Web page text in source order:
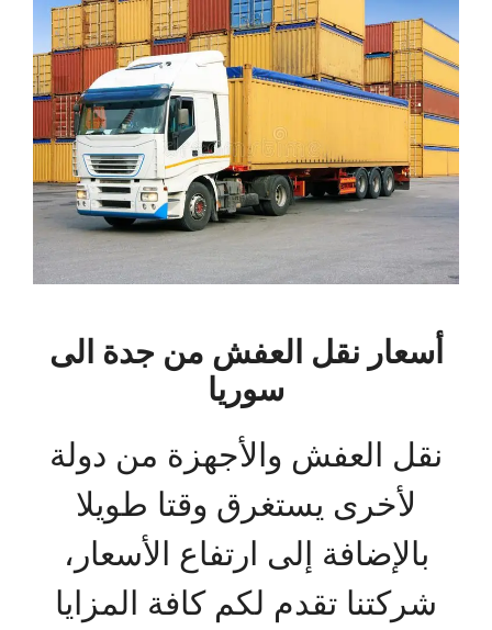
أسعار نقل العفش من جدة الى
سوريا
نقل العفش والأجهزة من دولة
لأخرى يستغرق وقتا طويلا
بالإضافة إلى ارتفاع الأسعار،
شركتنا تقدم لكم كافة المزايا